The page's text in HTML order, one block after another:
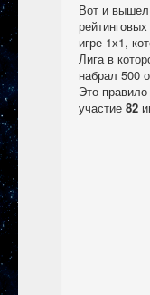
Вот и вышел
игре 1х1,
Лига в
набрал 500
Это
участие 82